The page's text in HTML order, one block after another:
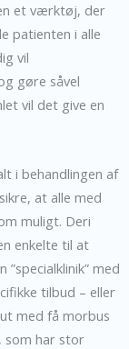
et værktøj, der
patienten i alle
vil
gøre såvel
vil det give en
i behandlingen af
at alle med
muligt. Deri
enkelte til at
med
tilbud – eller
med få morbus
som har stor